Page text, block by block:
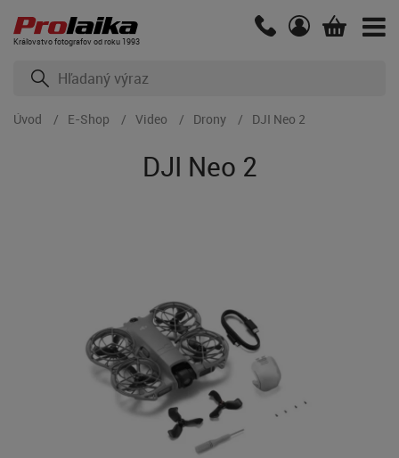
Kráľovstvo fotografov od roku 1993
Úvod E-Shop Video Drony DJI Neo 2
DJI Neo 2